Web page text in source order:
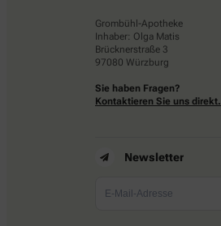
Grombühl-Apotheke
Inhaber: Olga Matis
Brücknerstraße 3
97080 Würzburg
Sie haben Fragen?
Kontaktieren Sie uns direkt.
Newsletter